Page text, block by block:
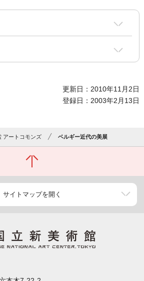
更新日：2010年11月2日
登録日：2003年2月13日
アートコモンズ ベルギー近代の美展
サイトマップを開く